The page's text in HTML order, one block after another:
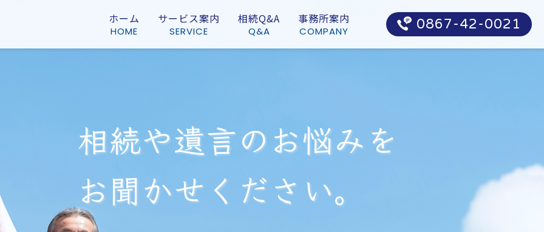
ホーム
HOME
サービス案内
SERVICE
相続Q&A
Q&A
事務所案内
COMPANY 0867-42-0021
相続や遺言のお悩みを
お聞かせ く ださ い。